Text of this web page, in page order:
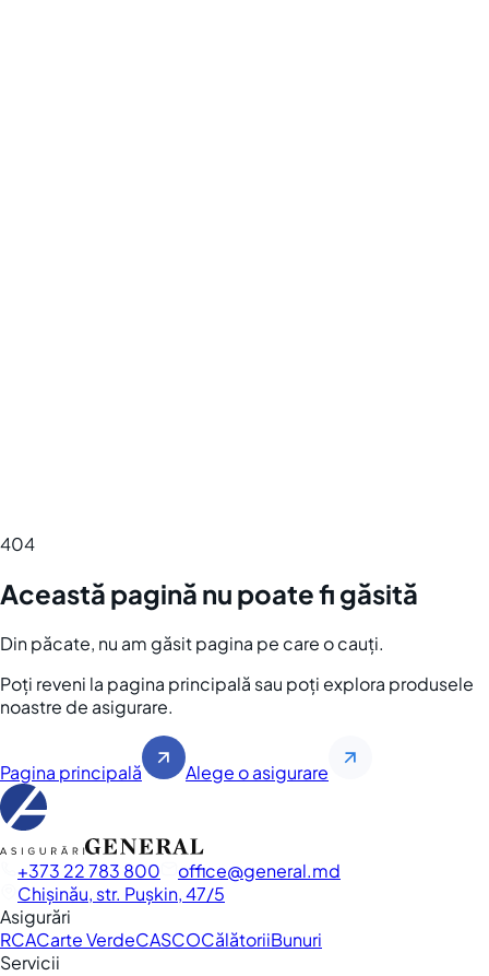
404
Această pagină nu poate fi găsită
Din păcate, nu am găsit pagina pe care o cauți.
Poți reveni la pagina principală sau poți explora produsele
noastre de asigurare.
Pagina principală Alege o asigurare
+373 22 783 800 office
general.md
Chișinău, str. Pușkin, 47/5
Asigurări
RCACarte VerdeCASCOCălătoriiBunuri
Servicii